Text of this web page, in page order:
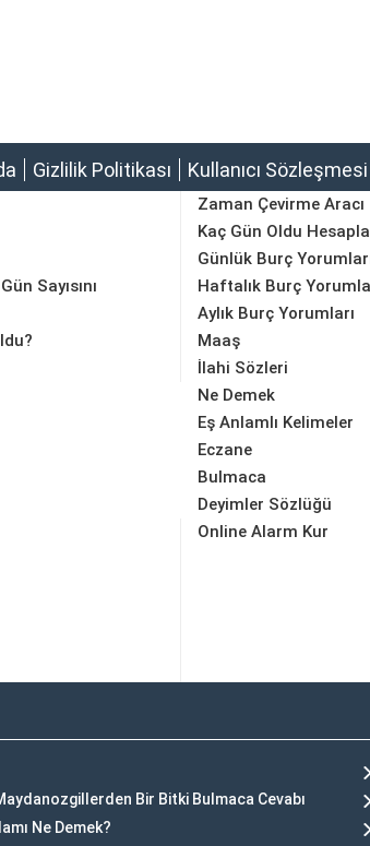
Gizlilik Politikası Kullanıcı Sözleşmesi
Sayısını
Zaman Çevirme Aracı
Kaç Gün Oldu
Günlük Burç
Haftalık Burç
Aylık Burç Yorumları
Maaş
İlahi Sözleri
Ne Demek
Eş Anlamlı Kelimeler
Eczane
Bulmaca
Deyimler Sözlüğü
Online Alarm Kur
Bir Bitki Bulmaca Cevabı
Ne Demek?